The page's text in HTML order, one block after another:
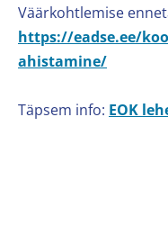
Väärkohtlemise
https://eadse.ee/
ahistamine/
Täpsem info: EOK